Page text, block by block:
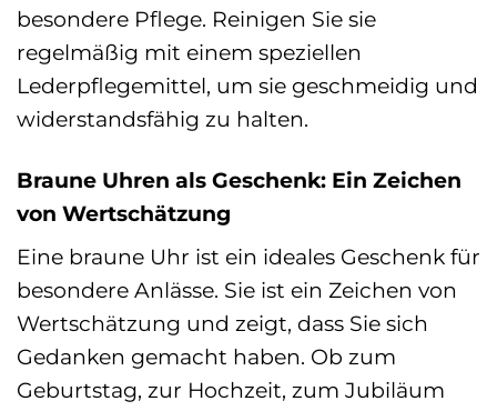
besondere Pflege. Reinigen Sie sie
regelmäßig mit einem speziellen
Lederpflegemittel, um sie geschmeidig und
widerstandsfähig zu halten.
Braune Uhren als Geschenk: Ein Zeichen
von Wertschätzung
Eine braune Uhr ist ein ideales Geschenk für
besondere Anlässe. Sie ist ein Zeichen von
Wertschätzung und zeigt, dass Sie sich
Gedanken gemacht haben. Ob zum
Geburtstag, zur Hochzeit, zum Jubiläum